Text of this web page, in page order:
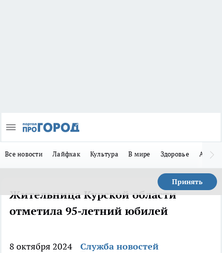
Все новости Лайфхак Культура В мире Здоровье Авто
Принять
Жительница Курской области
отметила 95-летний юбилей
8 октября 2024 Служба новостей